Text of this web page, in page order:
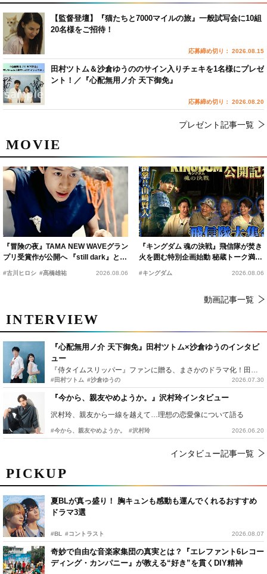
PICKUP
夏BLが真っ盛り！ 胸キュンも感動も運んでくれるおすすめ
ドラマ3選
#BL #コントラスト 2026.08.07
奇妙で自由な音楽家集団の真実とは？『エレファント6レコー
ディング・カンパニー』が教える“好き”を貫くDIY精神
MOVIE
『冒険の夜』TAMA NEW WAVEグラン
プリ受賞作が公開へ 『still dark』と同
時上映決定
#古川ヒロシ #髙橋雄祐 2026.08.06
『キングダム 魂の決戦』飛信隊が焚き
火を囲む特別企画始動 秘蔵トーク満載
の“キングダムキャンプ”開催
#キングダム 2026.08.06
動画記事一覧
INTERVIEW
『心配無用ノ介 天下御免』田村ツトム×沙倉ゆうのインタビ
ュー
#田村ツトム #沙倉ゆうの 2026.07.30
『今から、親友やめようか。』沢村玲インタビュー
沢村玲、親友から一線を越えて…理想の恋愛像について語る
#今から、親友やめようか。 #沢村玲 2026.06.20
インタビュー記事一覧
【監督登壇】『猫たちと7000マイルの旅』一般試写会に10組
20名様をご招待！
応募締め切り： 2026.08.15
田村ツトム＆沙倉ゆうののサイン入りチェキを1名様にプレゼ
ント！／『心配無用ノ介 天下御免』
応募締め切り： 2026.08.20
プレゼント記事一覧